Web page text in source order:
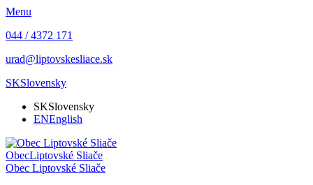
Menu
044 / 4372 171
urad@liptovskesliace.sk
SKSlovensky
SKSlovensky
ENEnglish
ObecLiptovské Sliače
Obec Liptovské Sliače